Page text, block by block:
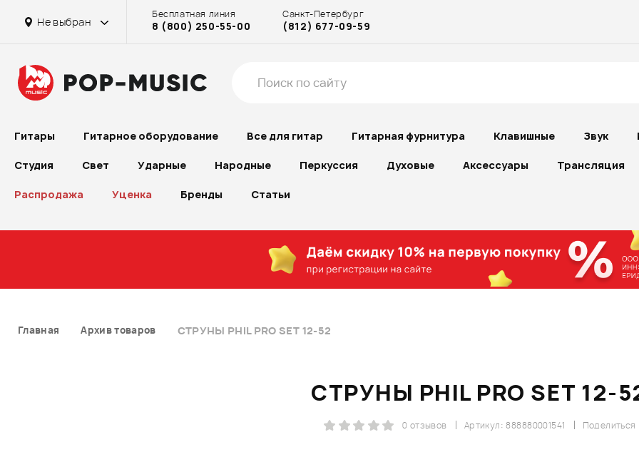
Не выбран
Бесплатная линия
8 (800) 250-55-00
Санкт-Петербург
(812) 677-09-59
Гитары Гитарное оборудование Все для гитар Гитарная фурнитура Клавишные Звук
Студия Свет Ударные Народные Перкуссия Духовые Аксессуары Трансляция
Распродажа Уценка Бренды Статьи
Главная Архив товаров СТРУНЫ PHIL PRO SET 12-52
СТРУНЫ PHIL PRO SET 12-
Поделиться
Артикул: 888880001541
0 отзывов